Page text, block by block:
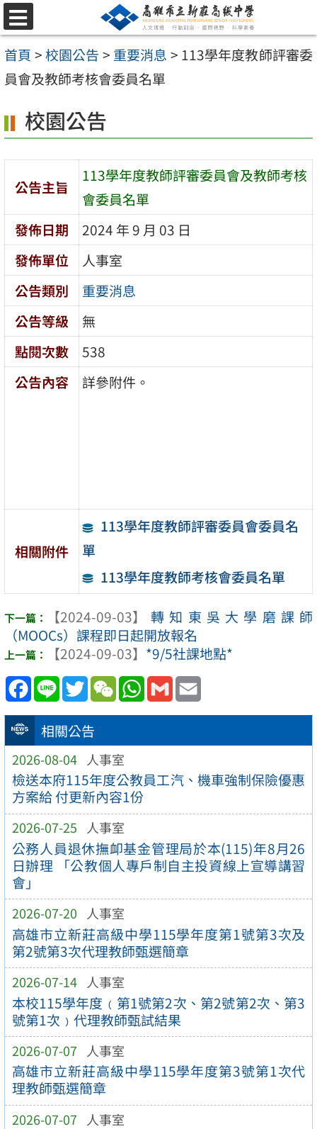
跳
至
主
要
容
區
選
單
首頁 >校園公告 > 重要消息 > 113學年度教師評審委
員會及教師考核會委員名單
相關公告
2026-08-04 人事室
檢送本府115年度公教員工汽、機車強制保險優惠
方案給 付更新內容1份
2026-07-25 人事室
公務人員退休撫卹基金管理局於本(115)年8月26
日辦理 「公教個人專戶制自主投資線上宣導講習
會」
2026-07-20 人事室
高雄市立新莊高級中學115學年度第1號第3次及
第2號第3次代理教師甄選簡章
2026-07-14 人事室
本校115學年度﹙第1號第2次、第2號第2次、第3
號第1次﹚代理教師甄試結果
2026-07-07 人事室
高雄市立新莊高級中學115學年度第3號第1次代
理教師甄選簡章
2026-07-07 人事室
校園公告
公告主旨
113學年度教師評審委員會及教師考核
會委員名單
發佈日期
2024 年 9 月 03 日
發佈單位
人事室
公告類別
重要消息
公告等級
無
點閱次數
538
公告內容
詳參附件。
相關附件
113學年度教師評審委員會委員名
單
113學年度教師考核會委員名單
【2024-09-03】
轉知東吳大學磨課師
（MOOCs）課程即日起開放報名
【2024-09-03】 *9/5社課地點*
Facebook
Line TwitterWeChatWhatsApp
Gmail